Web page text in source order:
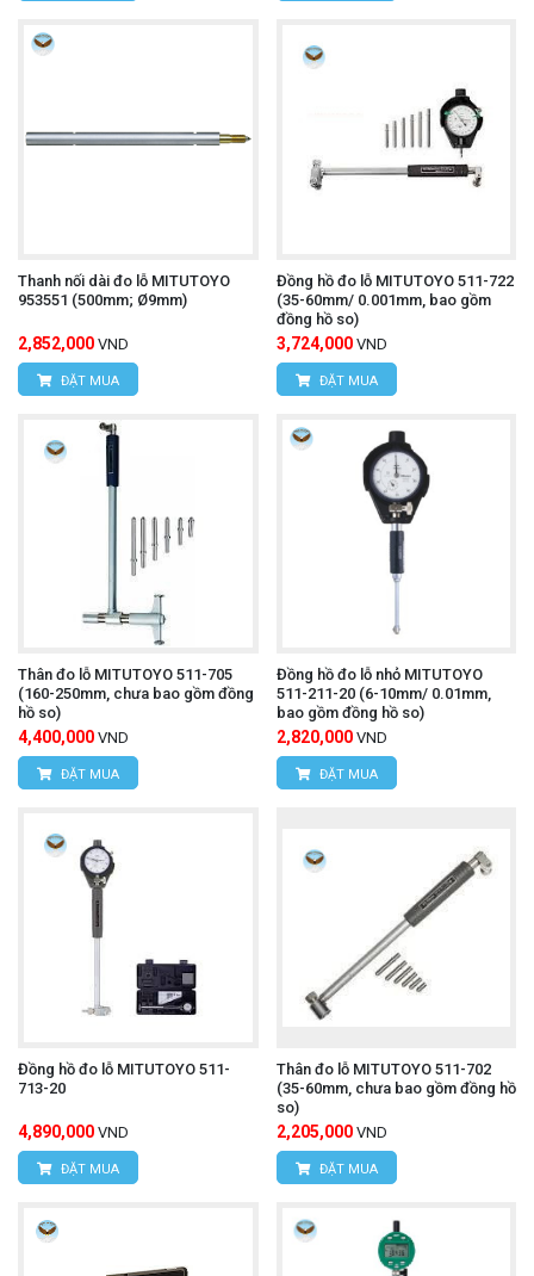
Thanh nối dài đo lỗ MITUTOYO
953551 (500mm; Ø9mm)
2,852,000 VND
ĐẶT MUA
Đồng hồ đo lỗ MITUTOYO 511-722
(35-60mm/ 0.001mm, bao gồm
đồng hồ so)
3,724,000 VND
ĐẶT MUA
Thân đo lỗ MITUTOYO 511-705
(160-250mm, chưa bao gồm đồng
hồ so)
4,400,000 VND
ĐẶT MUA
Đồng hồ đo lỗ nhỏ MITUTOYO
511-211-20 (6-10mm/ 0.01mm,
bao gồm đồng hồ so)
2,820,000 VND
ĐẶT MUA
Đồng hồ đo lỗ MITUTOYO 511-
713-20
4,890,000 VND
ĐẶT MUA
Thân đo lỗ MITUTOYO 511-702
(35-60mm, chưa bao gồm đồng hồ
so)
2,205,000 VND
ĐẶT MUA